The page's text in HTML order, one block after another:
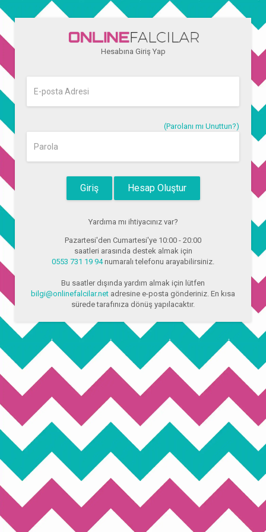
Ana içeriğe atla
Hesabına Giriş Yap
(Parolanı mı Unuttun?)
Hesap Oluştur
Yardıma mı ihtiyacınız var?
Pazartesi'den Cumartesi'ye 10:00 - 20:00
saatleri arasında destek almak için
0553 731 19 94numaralı telefonu arayabilirsiniz.
Bu saatler dışında yardım almak için lütfen
bilgi@onlinefalcilar.net adresine e-posta gönderiniz. En kısa
sürede tarafınıza dönüş yapılacaktır.